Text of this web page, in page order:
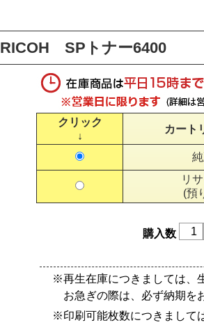
RICOH SPトナー6400
クリック
↓
カート
リ
(預
購入数
※再生在庫につきましては、
お急ぎの際は、必ず納期を
※印刷可能枚数につきまして